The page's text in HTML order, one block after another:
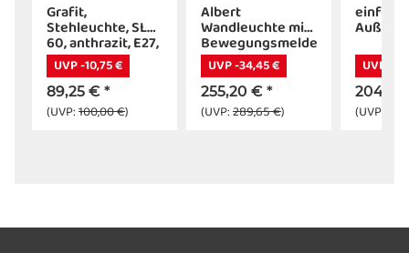
Grafit,
Stehleuchte, SL
60, anthrazit, E27,
max 11W
UVP -10,75 €
89,25 € *
(UVP:100,00 €)
Albert
Wandleuchte mit
Bewegungsmelder
braun-messing
651815
UVP -34,45 €
255,20 € *
(UVP:289,65 €)
UVP -
(UVP: